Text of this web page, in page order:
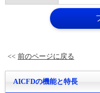
<< 前のページに戻る
AICFDの機能と特長